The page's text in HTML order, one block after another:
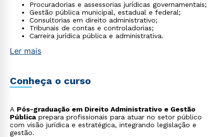
Procuradorias e assessorias jurídicas governamentais;
Gestão pública municipal, estadual e federal;
Consultorias em direito administrativo;
Tribunais de contas e controladorias;
Carreira jurídica pública e administrativa.
Ler mais
Conheça o curso
A Pós-graduação em Direito Administrativo e Gestão
Públicaprepara profissionais para atuar no setor público
com visão jurídica e estratégica, integrando legislação e
gestão.